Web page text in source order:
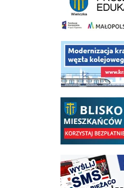
link do opisu projektu
link do opisu aplikacji -
link do strony systemu